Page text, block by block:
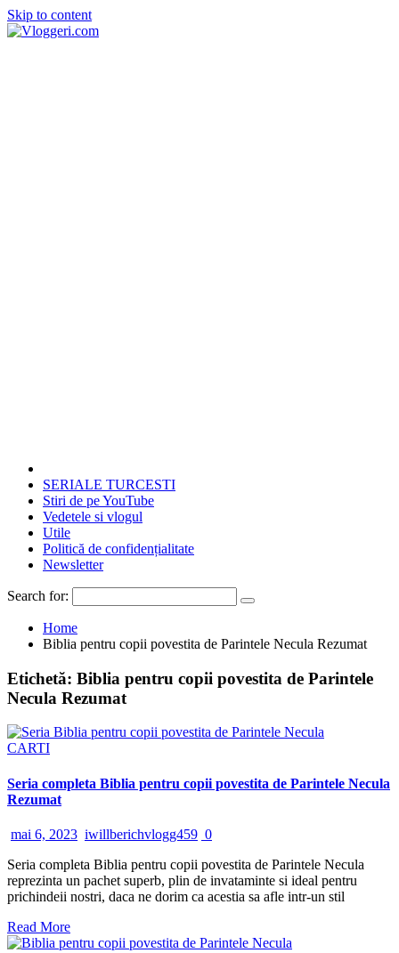
Skip to content
SERIALE TURCESTI
Stiri de pe YouTube
Vedetele si vlogul
Utile
Politică de confidențialitate
Newsletter
Search for:
Home
Biblia pentru copii povestita de Parintele Necula Rezumat
Etichetă: Biblia pentru copii povestita de Parintele
Necula Rezumat
CARTI
Seria completa Biblia pentru copii povestita de Parintele Necula
Rezumat
mai 6, 2023 iwillberichvlogg459 0
Seria completa Biblia pentru copii povestita de Parintele Necula
reprezinta un pachet superb, plin de invataminte si ideal pentru
prichindeii nostri, daca ne dorim ca acestia sa afle intr-un stil
Read More